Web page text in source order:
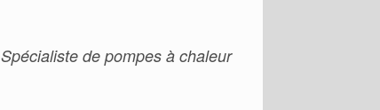
Spécialiste de pompes à chaleur